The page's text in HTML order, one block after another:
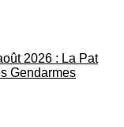
2026 : La Pat
Gendarmes